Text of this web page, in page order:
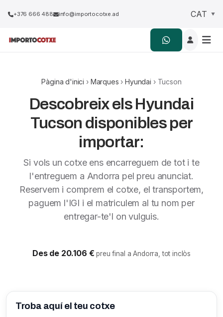
+376 666 488 info@importocotxe.ad
Pàgina d'inici › Marques ›Hyundai › Tucson
Descobreix els Hyundai
Tucson disponibles per
importar:
Si vols un cotxe ens encarreguem de tot i te
l'entreguem a Andorra pel preu anunciat.
Reservem i comprem el cotxe, el transportem,
paguem l'IGI i el matriculem al tu nom per
entregar-te'l on vulguis.
Des de 20.106 €preu final a Andorra, tot inclòs
Troba aquí el teu cotxe